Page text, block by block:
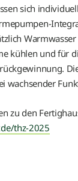
sich
kühlen und für
wachsender
zu den
thz-2025